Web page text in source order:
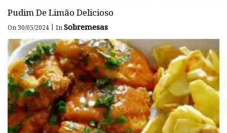
Pudim De Limão Delicioso
On 30/05/2024 | InSobremesas